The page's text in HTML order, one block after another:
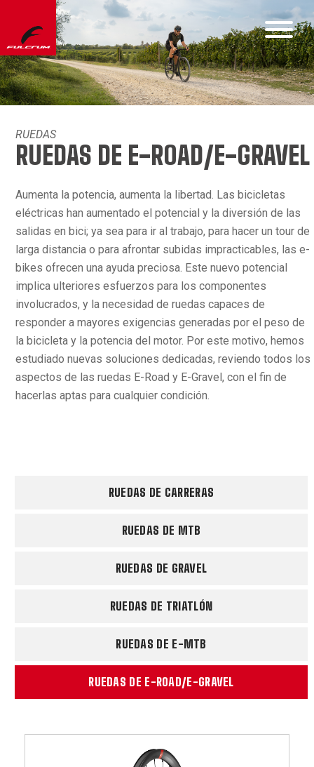
RUEDAS
RUEDAS DE E-ROAD/E-GRAVEL
Aumenta la potencia, aumenta la libertad. Las bicicletas
eléctricas han aumentado el potencial y la diversión de las
salidas en bici; ya sea para ir al trabajo, para hacer un tour de
larga distancia o para afrontar subidas impracticables, las e-
bikes ofrecen una ayuda preciosa. Este nuevo potencial
implica ulteriores esfuerzos para los componentes
involucrados, y la necesidad de ruedas capaces de
responder a mayores exigencias generadas por el peso de
la bicicleta y la potencia del motor. Por este motivo, hemos
estudiado nuevas soluciones dedicadas, reviendo todos los
aspectos de las ruedas E-Road y E-Gravel, con el fin de
hacerlas aptas para cualquier condición.
RUEDAS DE CARRERAS
RUEDAS DE MTB
RUEDAS DE GRAVEL
RUEDAS DE TRIATLÓN
RUEDAS DE E-MTB
RUEDAS DE E-ROAD/E-GRAVEL